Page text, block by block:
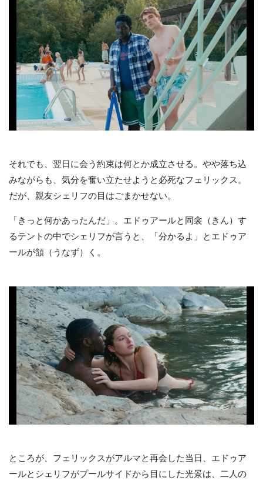
それでも、翌日に会う約束は何とか成立させる。やや落ち込
みながらも、気分を奮い立たせようと必死なフェリックス。
だが、親友シェリフの目はごまかせない。
「きっと何かあったんだ」。エドゥアールと同衾（きん）す
るテントの中でシェリフが言うと、「分かるよ」とエドゥア
ールが頷（うなず）く。
ところが、フェリックスがアルマと再会した当日、エドゥア
ールとシェリフがプールサイドから目にした光景は、二人の